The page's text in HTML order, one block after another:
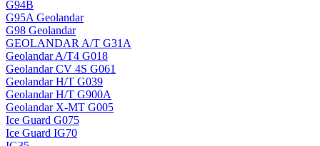
G94B
G95A Geolandar
G98 Geolandar
GEOLANDAR A/T G31A
Geolandar A/T4 G018
Geolandar CV 4S G061
Geolandar H/T G039
Geolandar H/T G900A
Geolandar X-MT G005
Ice Guard G075
Ice Guard IG70